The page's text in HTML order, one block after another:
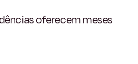
oferecem meses